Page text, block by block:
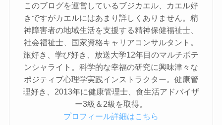
このブログを運営しているブジカエル、カエル好
きですがカエルにはあまり詳しくありません。精
神障害者の地域生活を支援する精神保健福祉士、
社会福祉士、国家資格キャリアコンサルタント。
旅好き、学び好き、放送大学12年目のマルチポテ
ンシャライト。科学的な幸福の研究に興味津々な
ポジティブ心理学実践インストラクター。健康管
理好き、2013年に健康管理士、食生活アドバイザ
ー3級＆2級を取得。
プロフィール詳細はこちら